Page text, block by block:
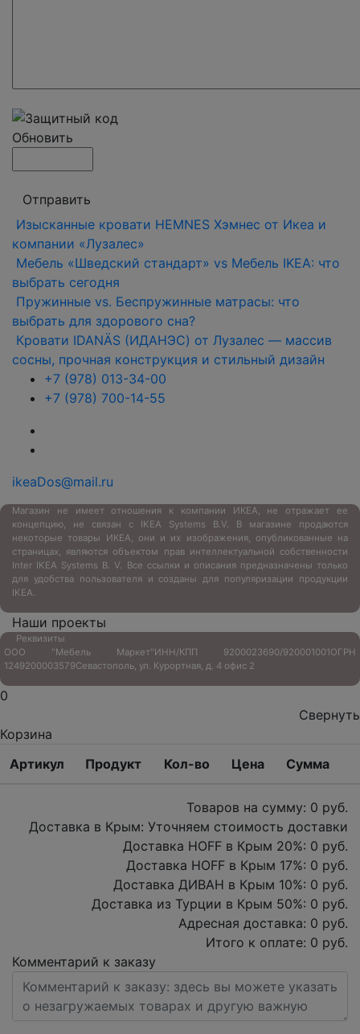
Обновить
Отправить
Изысканные кровати HEMNES Хэмнес от Икеа и
компании «Лузалес»
Мебель «Шведский стандарт» vs Мебель IKEA: что
выбрать сегодня
Пружинные vs. Беспружинные матрасы: что
выбрать для здорового сна?
Кровати IDANÄS (ИДАНЭС) от Лузалес — массив
сосны, прочная конструкция и стильный дизайн
+7 (978) 013-34-00
+7 (978) 700-14-55
ikeaDos@mail.ru
Магазин не имеет отношения к компании ИКЕА, не отражает ее
концепцию, не связан с IKEA Systems B.V. В магазине продаются
некоторые товары ИКЕА, они и их изображения, опубликованные на
страницах, являются объектом прав интеллектуальной собственности
Inter IKEA Systems B. V. Все ссылки и описания предназначены только
для удобства пользователя и созданы для популяризации продукции
IKEA.
Наши проекты
Реквизиты
ООО "Мебель Маркет"ИНН/КПП 9200023690/920001001ОГРН
1249200003579Севастополь, ул. Курортная, д. 4 офис 2
0
Свернуть
Корзина
Артикул
Продукт Кол-во Цена Сумма
Товаров на сумму: 0 руб.
Доставка в Крым: Уточняем стоимость доставки
Доставка HOFF в Крым 20%: 0 руб.
Доставка HOFF в Крым 17%: 0 руб.
Доставка ДИВАН в Крым 10%: 0 руб.
Доставка из Турции в Крым 50%: 0 руб.
Адресная доставка: 0 руб.
Итого к оплате: 0 руб.
Комментарий к заказу